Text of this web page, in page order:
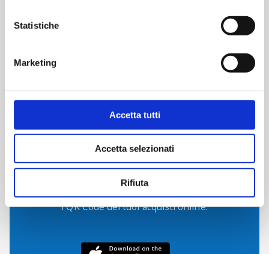
Statistiche
Marketing
Accetta tutti
Accetta selezionati
Rifiuta
Scarica l’App dell’Aeroporto di
Torino.
i QR Code dei tuoi acquisti online.